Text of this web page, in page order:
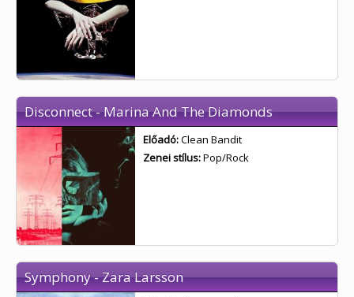
Disconnect - Marina And The Diamonds
Előadó:Clean Bandit
Zenei stílus:Pop/Rock
Symphony - Zara Larsson